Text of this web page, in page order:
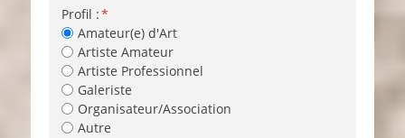
Profil :
Amateur(e) d'Art
Artiste Amateur
Artiste Professionnel
Galeriste
Organisateur/Association
Autre